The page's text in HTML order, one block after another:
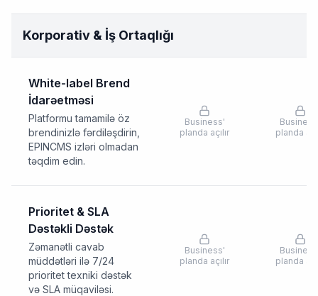
Korporativ & İş Ortaqlığı
White-label Brend
İdarəetməsi
Platformu tamamilə öz
brendinizlə fərdiləşdirin,
EPINCMS izləri olmadan
təqdim edin.
Business'
planda açılır
Business
planda
Prioritet & SLA
Dəstəkli Dəstək
Zəmanətli cavab
müddətləri ilə 7/24
prioritet texniki dəstək
və SLA müqaviləsi.
Business'
planda açılır
Business
planda